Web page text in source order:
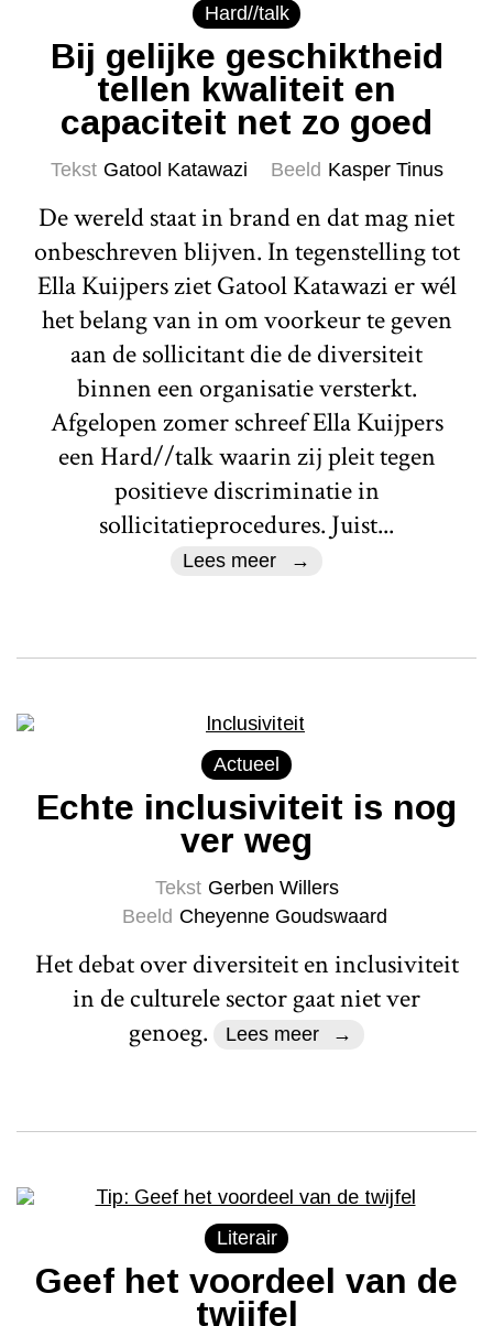
Hard//talk
Bij gelijke geschiktheid
tellen kwaliteit en
capaciteit net zo goed
Tekst Gatool Katawazi Beeld Kasper Tinus
De wereld staat in brand en dat mag niet
onbeschreven blijven. In tegenstelling tot
Ella Kuijpers ziet Gatool Katawazi er wél
het belang van in om voorkeur te geven
aan de sollicitant die de diversiteit
binnen een organisatie versterkt.
Afgelopen zomer schreef Ella Kuijpers
een Hard//talk waarin zij pleit tegen
positieve discriminatie in
sollicitatieprocedures. Juist...
Lees meer
Actueel
Echte inclusiviteit is nog
ver weg
Tekst Gerben Willers
Beeld Cheyenne Goudswaard
Het debat over diversiteit en inclusiviteit
in de culturele sector gaat niet ver
genoeg.
Lees meer
Literair
Geef het voordeel van de
twijfel